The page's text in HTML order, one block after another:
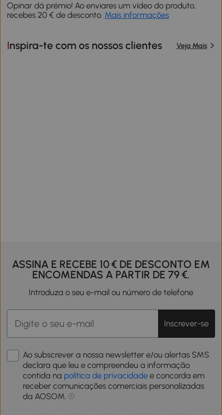
Opinar dá prémio! Ao enviares um vídeo do produto,
recebes 20 € de desconto. Mais informações
Inspira-te com os nossos clientes Veja Mais
ASSINA E RECEBE 10 € DE DESCONTO EM
ENCOMENDAS A PARTIR DE 79 €.
Introduza o seu e-mail ou número de telefone
Inscrever-se
Ao subscrever a nossa newsletter e/ou alertas SMS
declara que leu e compreendeu a informação
contida na política de privacidade e concorda em
receber comunicações comerciais personalizadas
da AOSOM.